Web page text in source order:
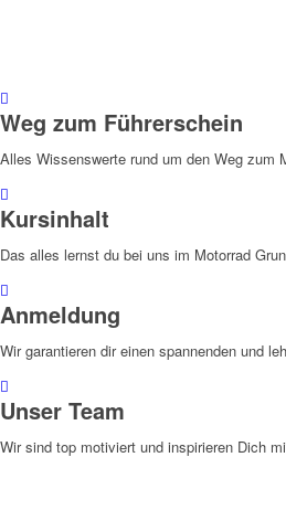
Weg zum Führerschein
Alles Wissenswerte rund um den Weg zum
Kursinhalt
Das alles lernst du bei uns im Motorrad
Anmeldung
Wir garantieren dir einen spannenden und
Unser Team
Wir sind top motiviert und inspirieren Dich